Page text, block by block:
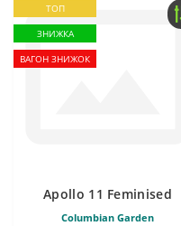
ТОП
ЗНИЖКА
ВАГОН ЗНИЖОК
Apollo 11 Feminised
Columbian Garden